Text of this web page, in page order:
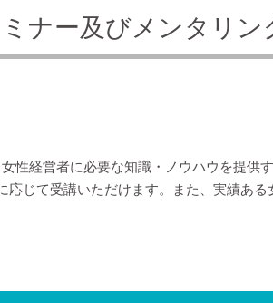
ナー及びメンタリ
性経営者に必要な知識・ノウハウを提
じて受講いただけます。また、実績あ